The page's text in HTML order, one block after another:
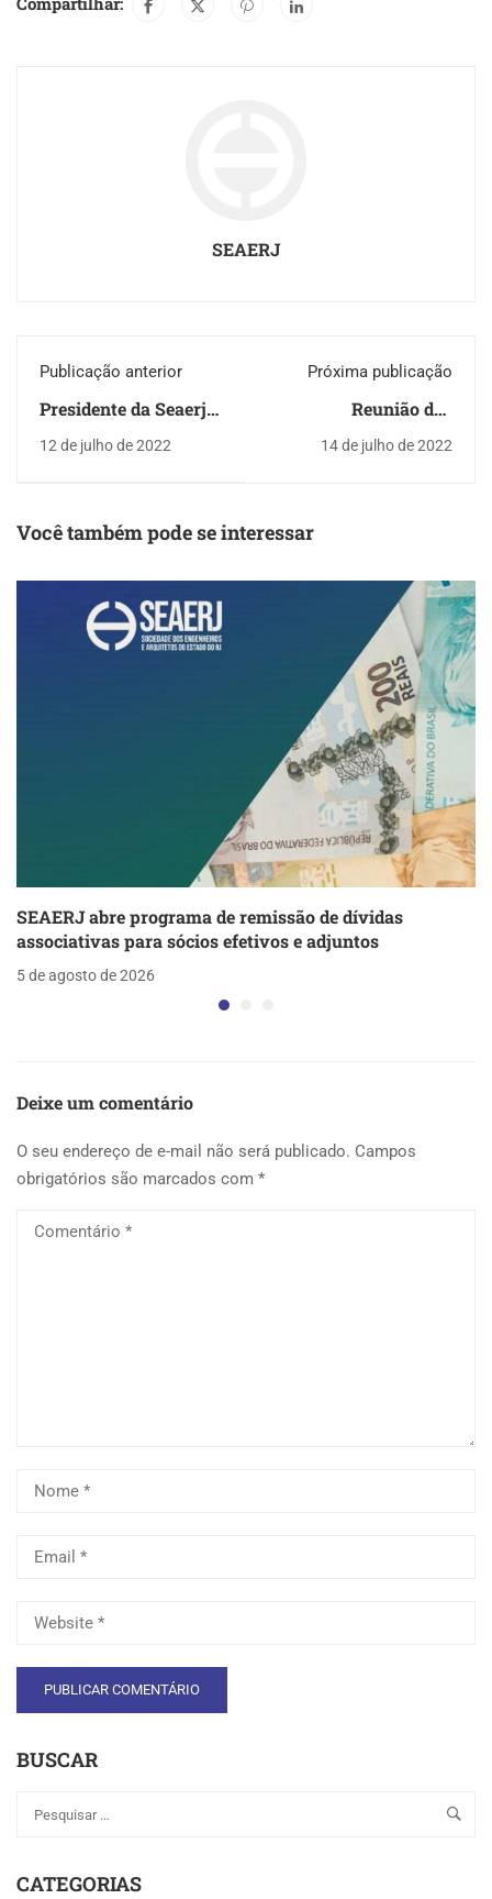
SEAERJ
Publicação anterior
Presidente da Seaerj
do Setor Público para
urbanistas na
Pública
12 de julho de 2022
Próxima publicação
Reunião das
acontecer de forma
14 de julho de 2022
Você também pode se interessar
SEAERJ abre programa de remissão de dívidas
associativas para sócios efetivos e adjuntos
5 de agosto de 2026
Deixe um comentário
O seu endereço de e-mail não será publicado. Campos
obrigatórios são marcados com *
BUSCAR
CATEGORIAS